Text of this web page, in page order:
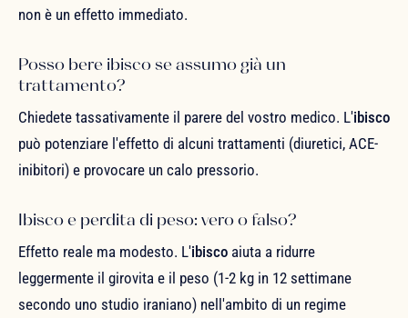
non è un effetto immediato.
Posso bere ibisco se assumo già un
trattamento?
Chiedete tassativamente il parere del vostro medico. L'ibisco
può potenziare l'effetto di alcuni trattamenti (diuretici, ACE-
inibitori) e provocare un calo pressorio.
Ibisco e perdita di peso: vero o falso?
Effetto reale ma modesto. L'ibisco aiuta a ridurre
leggermente il girovita e il peso (1-2 kg in 12 settimane
secondo uno studio iraniano) nell'ambito di un regime